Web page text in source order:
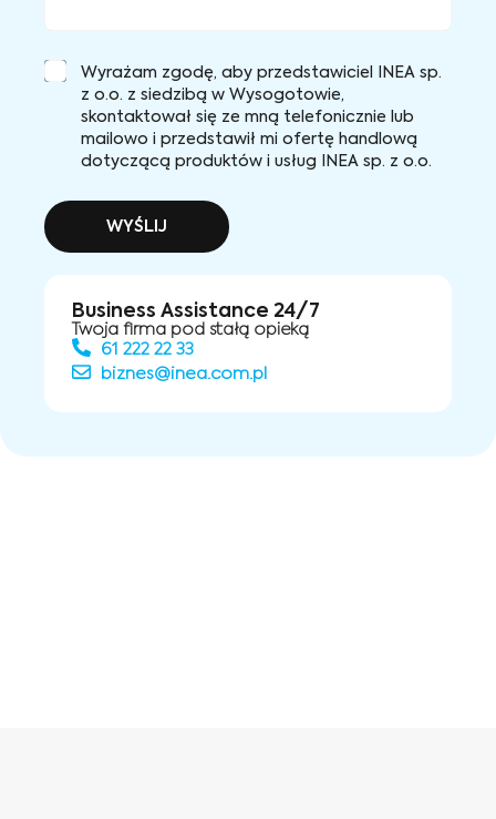
Wyrażam zgodę, aby przedstawiciel INEA sp.
z o.o. z siedzibą w Wysogotowie,
skontaktował się ze mną telefonicznie lub
mailowo i przedstawił mi ofertę handlową
dotyczącą produktów i usług INEA sp. z o.o.
WYŚLIJ
Business Assistance 24/7
Twoja firma pod stałą opieką
61 222 22 33
biznes@inea.com.pl